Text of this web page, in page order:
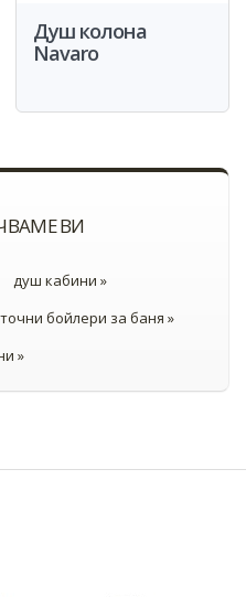
Душ колона
Navaro
ВИ
душ кабини »
бойлери за баня »
»